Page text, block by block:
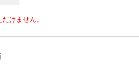
けません。